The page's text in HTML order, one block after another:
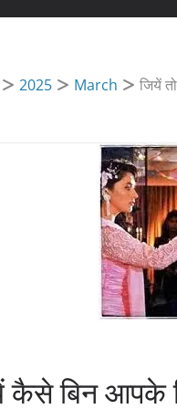
2025 March जियें
कैसे बिन आपके
May 2, 2020 Geeta Chadda